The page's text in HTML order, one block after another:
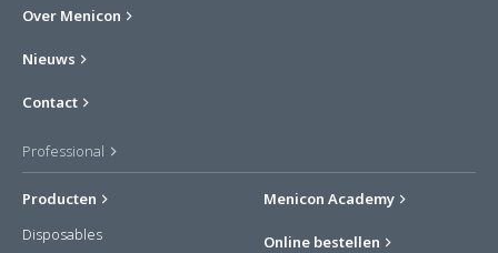
Over Menicon
Nieuws
Contact
Professional
Producten
Disposables
Menicon Academy
Online bestellen